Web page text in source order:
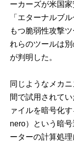
ーカーズが米国
「エターナルブ
もつ脆弱性攻撃
れらのツールは
が判明した。
同じようなメカ
間で試用されて
ァイルを暗号化
nero）という暗
ーターの計算処